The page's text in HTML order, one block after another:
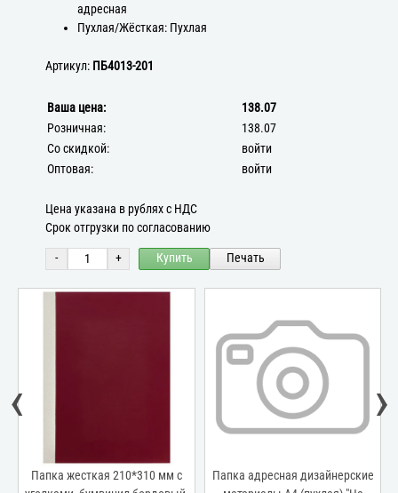
адресная
Пухлая/Жёсткая: Пухлая
Артикул: ПБ4013-201
Ваша цена:
138.07
Розничная:
138.07
Со скидкой:
войти
Оптовая:
войти
Цена указана в рублях с НДС
Срок отгрузки по согласованию
- + Купить Печать
Папка жесткая 210*310 мм с
Папка адресная дизайнерские
‹ ›